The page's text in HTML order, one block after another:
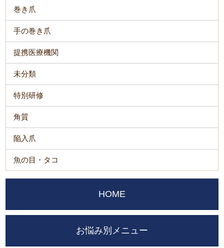
巻き爪
手の巻き爪
提携医療機関
未分類
特別研修
角質
陥入爪
魚の目・タコ
HOME
お悩み別メニュー